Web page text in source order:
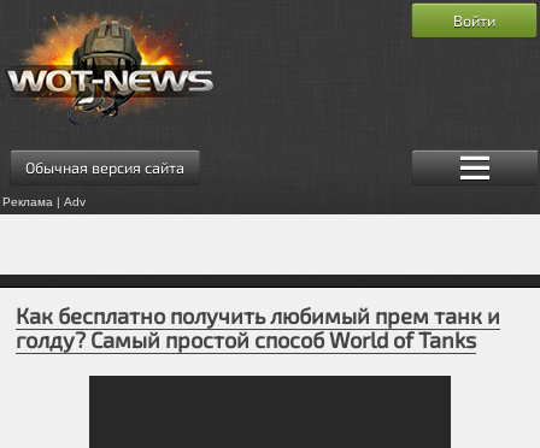
Обычная версия сайта
Реклама | Adv
Войти
Как бесплатно получить любимый прем танк и
голду? Самый простой способ World of Tanks